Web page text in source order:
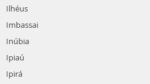
Ilhéus
Imbassai
Inúbia
Ipiaú
Ipirá